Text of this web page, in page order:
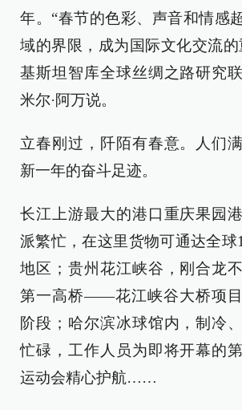
年。“春节的色彩、声音和情感
域的界限，成为国际文化交流的
基斯坦智库全球丝绸之路研究
米尔·阿万说。
立春刚过，阡陌有春意。人们
新一年的奋斗足迹。
长江上游最大的港口重庆果园
派繁忙，在这里货物可通达全球
地区；贵州花江峡谷，刚合龙
第一高桥——花江峡谷大桥项目
阶段；哈尔滨冰球馆内，制冷
忙碌，工作人员为即将开幕的
运动会精心护航……